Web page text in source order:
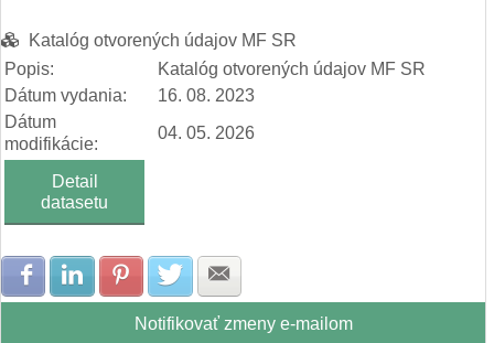
Katalóg otvorených údajov MF SR
Popis:
Katalóg otvorených údajov MF SR
Dátum vydania:
16. 08. 2023
Dátum
modifikácie:
04. 05. 2026
Detail
datasetu
Zdielať na Facebook
Zdielať na LinkedIn
Zdielať na Pinterest
Zdielať na Twitter
Notifikovať zmeny e-mailom